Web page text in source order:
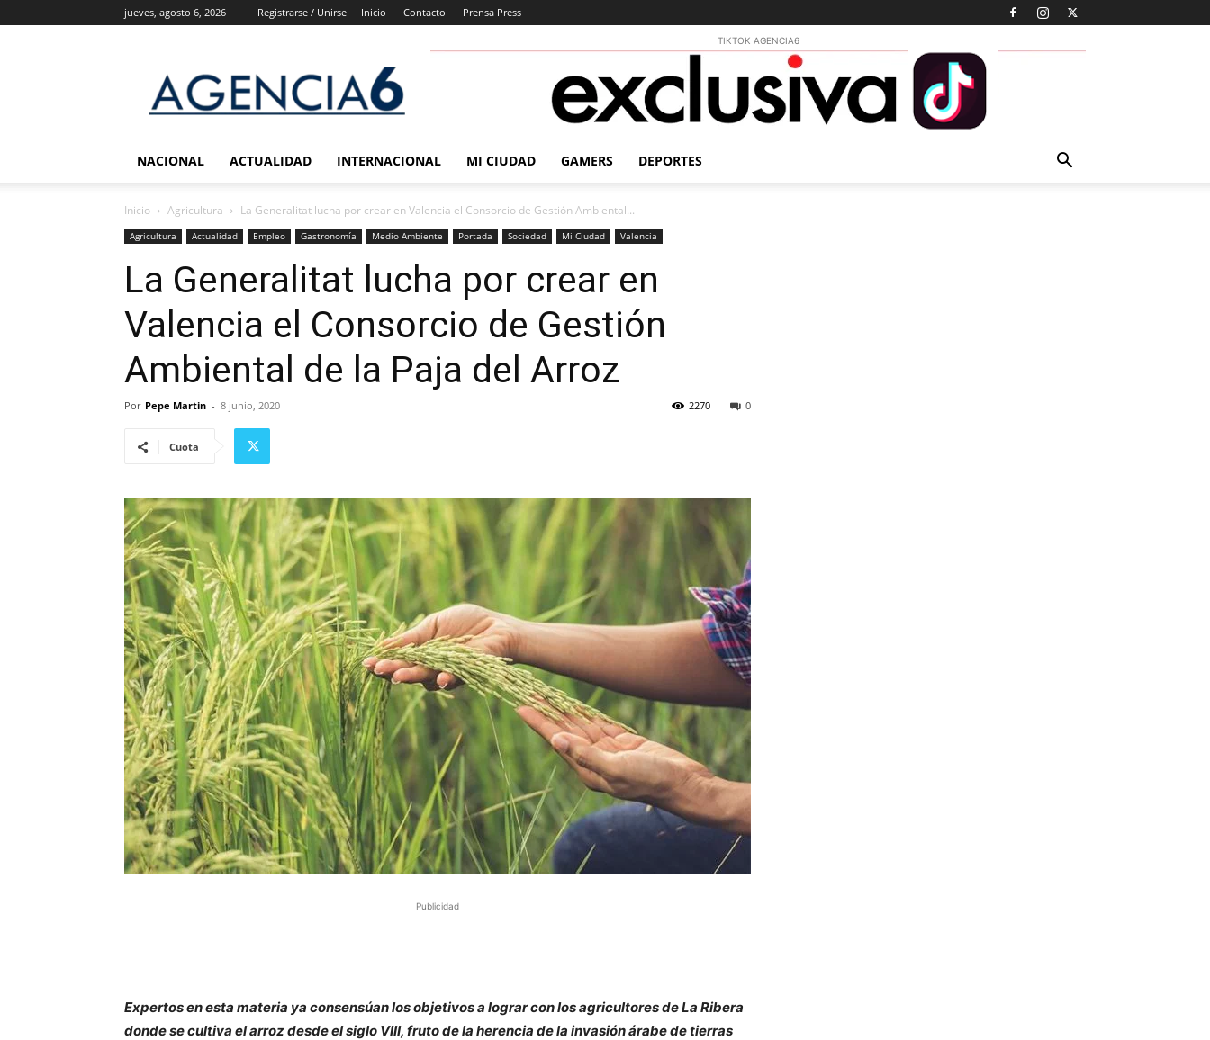
jueves, agosto 6, 2026 Registrarse / Unirse Inicio Contacto Prensa Press
6
Noticias
TIKTOK AGENCIA6
NACIONAL ACTUALIDAD INTERNACIONAL MI CIUDAD GAMERS DEPORTES
Inicio Agricultura La Generalitat lucha por crear en Valencia el Consorcio de Gestión Ambiental...
Agricultura Actualidad Empleo Gastronomía Medio Ambiente Portada Sociedad Mi Ciudad Valencia
La Generalitat lucha por crear en
Valencia el Consorcio de Gestión
Ambiental de la Paja del Arroz
Por Pepe Martin - 8 junio, 2020 0
2270
Cuota
Publicidad
Expertos en esta materia ya consensúan los objetivos a lograr con los agricultores de La Ribera
donde se cultiva el arroz desde el siglo VIII, fruto de la herencia de la invasión árabe de tierras